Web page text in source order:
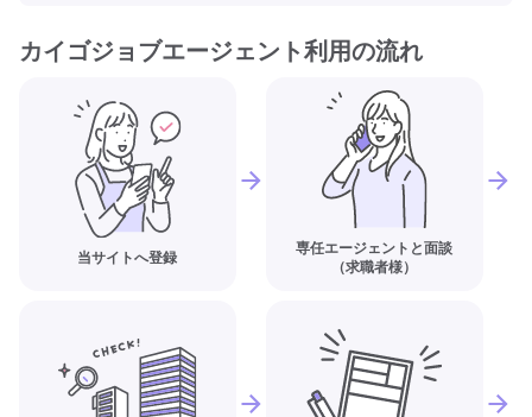
カイゴジョブエージェント利用の流れ
当サイトへ登録
専任エージェントと面談
（求職者様）